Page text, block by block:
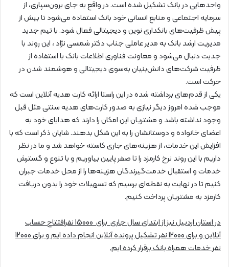
واحدهایی در بانک تشکیل شده است. در واقع به جای برون‌سپاری، از
سرمایه اجتماعی و منابع انسانی خود بانک استفاده می‌شود تا بیش از
پیش ظرفیت‌های بانکداری نوین و دیجیتالی فعال شود. با تیم جدید
مدیریت ارشد بانک به مدیر عاملی جناب دکتر شمسی نژاد ، این روند با
جدیت دنبال می‌شود و معاونت فناوری اطلاعات بانک با استفاده از
ظرفیت شرکت‌های دانش‌بنیان به‌سوی دیجیتالی و هوشمند شدن در
حرکت است.
یکی از قدم‌های برداشته شده در این راستا ارائه کارت هدیه آنلاین است که
موجب شده امروز دیگر نیازی به صدور کارت‌های هدیه سنتی مثل قبل
وجود نداشته باشد و مشتریان این امکان را دارند که هدایای خود به
اعضای خانواده و دوستانشان را به این شکل بدهند. شایان ‌ذکر است که با
افزایش این خدمات، از هزینه‌های جاری کاسته خواهد شد و ما در نظر
داریم با این روند نرخ کارمزد را تا صفر پایین بیاوریم و با تنوع و گسترش
خدمات و استقبال خدمت‌گیرندگان هزینه‌ها را از محل خدمات جبران
کنیم تا در نهایت به نقطه‌ای برسیم که تسهیلات خود را بدون دریافت
کارمزد به مشتریان پرداخت کنیم.
در استان اردبیل نیز از ابتدای سال جاری برای 15000 نفرافتتاح حساب
آنلاین و برای 12000 نفر تشکیل پرونده آنلاین انجام داده ایم و برای 12000
نفر خدمات همراه بانک برقرار کرده ایم.